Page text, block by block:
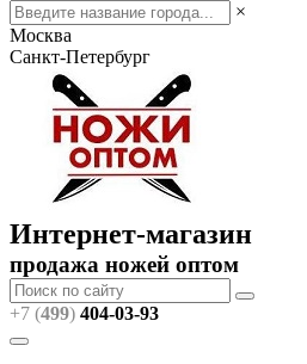
×
Москва
Санкт-Петербург
Интернет-магазин
продажа ножей оптом
+7 (499) 404-03-93